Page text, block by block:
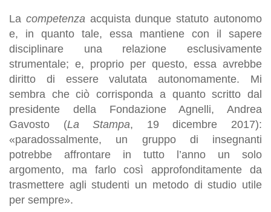
La competenza acquista dunque statuto autonomo
e, in quanto tale, essa mantiene con il sapere
disciplinare una relazione esclusivamente
strumentale; e, proprio per questo, essa avrebbe
diritto di essere valutata autonomamente. Mi
sembra che ciò corrisponda a quanto scritto dal
presidente della Fondazione Agnelli, Andrea
Gavosto (La Stampa, 19 dicembre 2017):
«paradossalmente, un gruppo di insegnanti
potrebbe affrontare in tutto l’anno un solo
argomento, ma farlo così approfonditamente da
trasmettere agli studenti un metodo di studio utile
per sempre».